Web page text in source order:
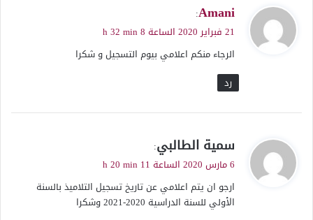
ي
ق
ل
Amani
:
21 فبراير 2020 الساعة 8 h 32 min
الرجاء منكم اعلامي بيوم التسجيل و شكرا
رد
ي
ق
ل
سمية الطالبي:
6 مارس 2020 الساعة 11 h 20 min
ارجو ان يتم اعلامي عن تاريخ تسجيل التلاميذ بالسنة
الأولي للسنة الدراسية 2020-2021 وشكرا